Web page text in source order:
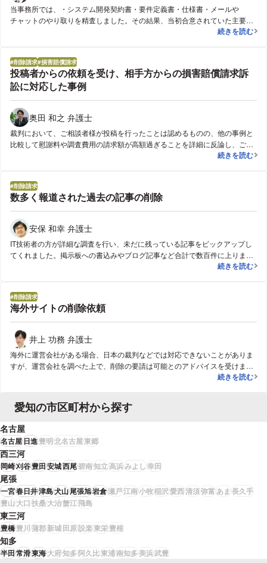
当事務所では、・システム開発契約書・要件定義書・仕様書・メールや
チャットのやり取りを精査しました。その結果、当初合意されていた主要機
能が未実装であり、契約上の完成には至っていない可能性が高いことが判明
システム開発
続きを読む
削除請求 損害賠償請求
投稿者からの依頼を受け、相手方からの損害賠償請求訴
訟に対応した事例
奥田 和之 弁護士
裁判において、ご相談者様が投稿を行ったことは認めるものの、他の事例と
比較して慰謝料や調査費用の請求額が高額過ぎることを詳細に反論し、ご相
談者様から見ても相当と思えるような金額で相手方との和解が成立しまし
投稿者からの
続きを読む
削除請求
数多く報道された過去の記事の削除
安保 和幸 弁護士
IT技術者の方が詳細な調査を行い、未だに残っている記事をピックアップし
てくれました。掲示板への書込みやブログ記事など合計で数百件に上りまし
た。また、検索サイトでのサジェストにも「○○○○（私の名前） 逮捕」とい
れました。まとめて依頼をし、弁護士の方から、運営者に対して削除を要請
したり、裁判所の手続によって削除命令を得たりなどしてもらいました。手
続を経て、95％程度が実際に削除に至りました。削除を実現できた中には、
海外のサイトも含まれます。残ったものは、現在使える法的・技術的手立て
では削除に至ることは難しいとのことで、そのままにしてあります。それで
も、検索結果の下の方にしか出てこないようで、全く目立ちません。
数多く報道さ
続きを読む
削除請求
海外サイトの削除依頼
井上 功務 弁護士
海外に運営会社がある場合、日本の裁判などでは対応できないことがありま
すが、運営会社を調べた上で、削除の要請は可能とのアドバイスを受けまし
た。どうしても削除して欲しい情報でしたので、駄目もとで依頼しました。
て、無事に削除することができました。
海外サイトの
続きを読む
愛知の市区町村から探す
名古屋
名古屋日進豊明北名古屋東郷
西三河
岡崎刈谷豊田安城西尾碧南知立高浜みよし幸田
尾張
一宮春日井津島犬山尾張旭岩倉瀬戸江南小牧稲沢愛西清須弥富 あま 長久手
豊山 大口 扶桑大治蟹江飛島
東三河
豊橋豊川蒲郡新城田原設楽東栄豊根
知多
半田常滑東海大府知多阿久比東浦南知多 美浜武豊